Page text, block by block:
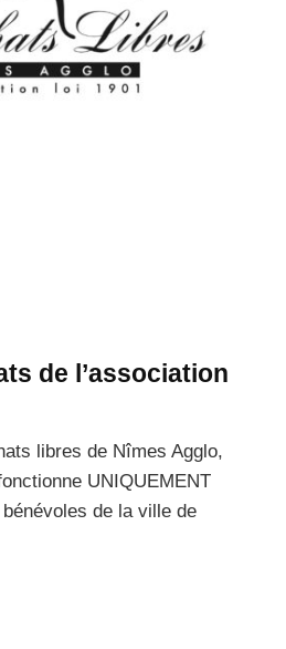
de l’association
libres de Nîmes Agglo,
UNIQUEMENT
de la ville de